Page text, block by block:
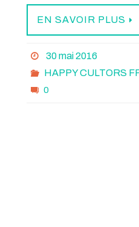
EN SAVOIR PLUS
30 mai 2016
HAPPY CULTORS
0